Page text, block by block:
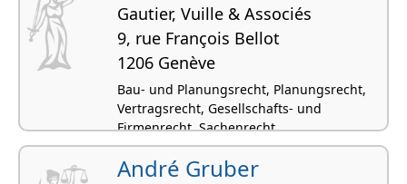
Gautier, Vuille & Associés
9, rue François Bellot
1206 Genève
Bau- und Planungsrecht, Planungsrecht,
Vertragsrecht, Gesellschafts- und
Firmenrecht, Sachenrecht
André Gruber